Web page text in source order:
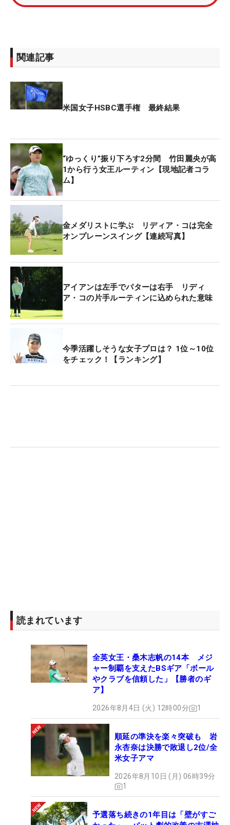
ろす動きをする。そして両手で握り直しストローク
今回どうしてコのパッティングが気になったかとい
うと、私は幼いころからゴルフに勤しんできて、プ
精度に課題があり、パーオン率が低いタイプだっ
た。そのため、アプローチは必死に練習したし、バ
でいた。
そんなことから、昔からプロゴルファーのプレーで
必ず注目していたのはショートゲーム。多くのルー
ティンを参考にしてきた。ほかのプロにもそれぞれ
の“こだわり”があるが、アドレスを構えてからなに
かしらの動きを入れている選手は珍しいという印象
がある。
いままで見たことのない動きに目が離せなくなっ
た。たまたまかと思いきや、毎回必ず行っている。
一瞬の“左手下ろし”の動きは何を意味するのか？
優勝会見でルーティンについて聞いてみると「私の
パッティングのルーティンは、かなりシンプルで反
復的なもの。一番重要なのは、セットアップ（アド
レス）するときに左手と左腕を下ろすこと」と本人
ホールの平均は1.611回だから、必ず2パット以内で
カップインしていることになる。
このルーティンは「これは私のキャリアスタートか
らやっていることで、今後も継続していくつもり
よ」と長く続けていることだった。いくらドライバ
つけようと、“パットイズマネー”という名言がある
ように、パターが入らなければスコアにはつながら
ない。「シンプルだけど、おそらく最も重要なこと
だと思う」。現世界ランキング3位の金メダリスト
にとって、この“一挙一動”は世界トップクラスで戦
い続けるために欠かせない習慣だ。
今大会の平均パット数で1位（1.486）になったのは
関連記事
米国女子HSBC選手権 最終結果
“ゆっくり”振り下ろす2分間 竹田麗央が高
1から行う女王ルーティン【現地記者コラ
ム】
金メダリストに学ぶ リディア・コは完全
オンプレーンスイング【連続写真】
アイアンは左手でパターは右手 リディ
ア・コの片手ルーティンに込められた意味
今季活躍しそうな女子プロは？ 1位～10位
をチェック！【ランキング】
読まれています
全英女王・桑木志帆の14本 メジ
ャー制覇を支えたBSギア「ボール
やクラブを信頼した」【勝者のギ
ア】
2026年8月4日 (火) 12時00分 1
順延の準決を楽々突破も 岩
永杏奈は決勝で敗退し2位/全
米女子アマ
2026年8月10日 (月) 06時39分
1
予選落ち続きの1年目は「壁がすご